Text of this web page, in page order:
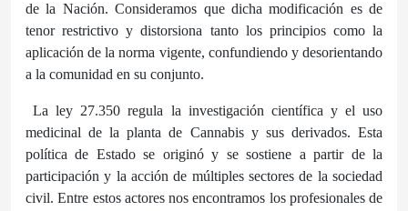
de la Nación. Consideramos que dicha modificación es de
tenor restrictivo y distorsiona tanto los principios como la
aplicación de la norma vigente, confundiendo y desorientando
a la comunidad en su conjunto.
La ley 27.350 regula la investigación científica y el uso
medicinal de la planta de Cannabis y sus derivados. Esta
política de Estado se originó y se sostiene a partir de la
participación y la acción de múltiples sectores de la sociedad
civil. Entre estos actores nos encontramos los profesionales de